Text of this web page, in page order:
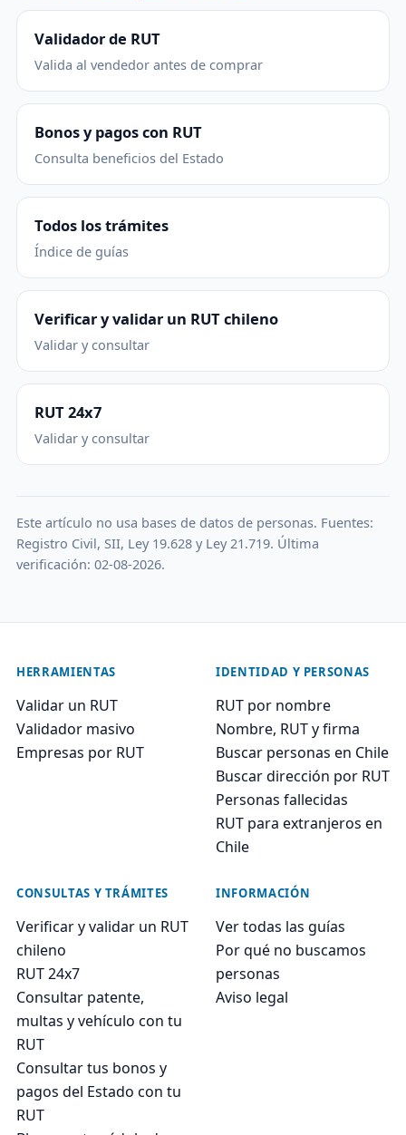
Validador de RUT
Valida al vendedor antes de comprar
Bonos y pagos con RUT
Consulta beneficios del Estado
Todos los trámites
Índice de guías
Verificar y validar un RUT chileno
Validar y consultar
RUT 24x7
Validar y consultar
Este artículo no usa bases de datos de personas. Fuentes:
Registro Civil, SII, Ley 19.628 y Ley 21.719. Última
verificación: 02-08-2026.
HERRAMIENTAS
Validar un RUT
Validador masivo
Empresas por RUT
IDENTIDAD Y PERSONAS
RUT por nombre
Nombre, RUT y firma
Buscar personas en Chile
Buscar dirección por RUT
Personas fallecidas
RUT para extranjeros en
Chile
CONSULTAS Y TRÁMITES
Verificar y validar un RUT
chileno
RUT 24x7
Consultar patente,
multas y vehículo con tu
RUT
Consultar tus bonos y
pagos del Estado con tu
RUT
INFORMACIÓN
Ver todas las guías
Por qué no buscamos
personas
Aviso legal